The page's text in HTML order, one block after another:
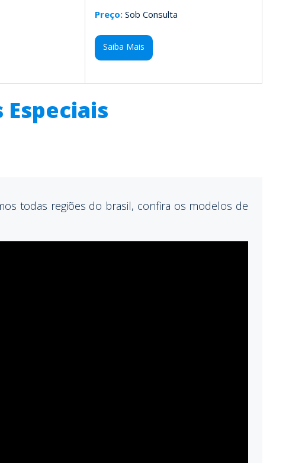
Preço: Sob Consulta
Saiba Mais
todas regiões do brasil, confira os modelos de